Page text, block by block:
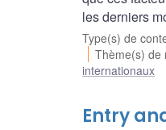
les derniers
Type(s) de
Thème(s) de
internationaux
Entry